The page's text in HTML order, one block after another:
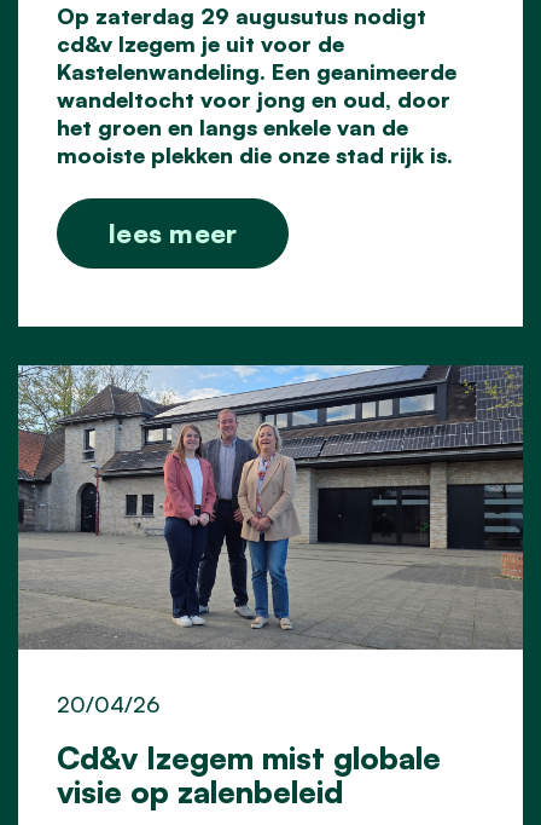
Op zaterdag 29 augusutus nodigt
cd&v Izegem je uit voor de
Kastelenwandeling. Een geanimeerde
wandeltocht voor jong en oud, door
het groen en langs enkele van de
mooiste plekken die onze stad rijk is.
lees meer
Cd&v Izegem mist globale
visie op zalenbeleid
20/04/26